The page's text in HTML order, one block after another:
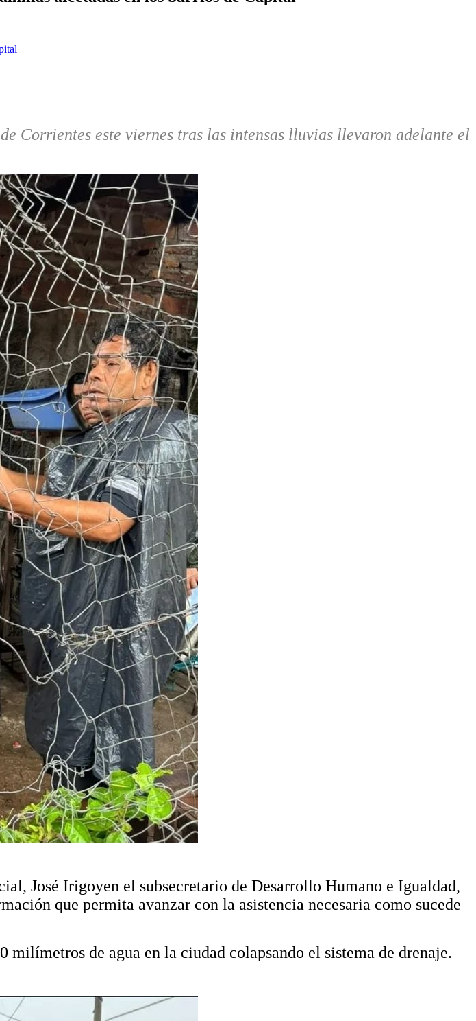
Corrientes este viernes tras las intensas lluvias llevaron adelante el
José Irigoyen el subsecretario de Desarrollo Humano e Igualdad,
que permita avanzar con la asistencia necesaria como sucede
milímetros de agua en la ciudad colapsando el sistema de drenaje.